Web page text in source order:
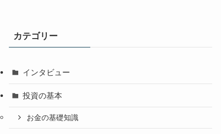
カテゴリー
インタビュー
投資の基本
お金の基礎知識